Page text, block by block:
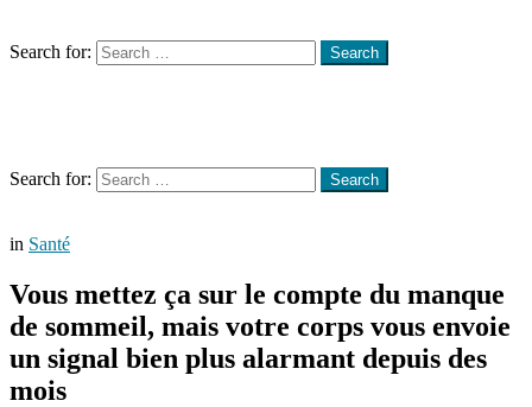
Search for:
Search
Search for:
Search
in Santé
Vous mettez ça sur le compte du manque
de sommeil, mais votre corps vous envoie
un signal bien plus alarmant depuis des
mois